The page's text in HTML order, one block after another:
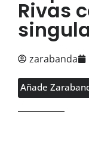
Rivas
zarabanda
Añade